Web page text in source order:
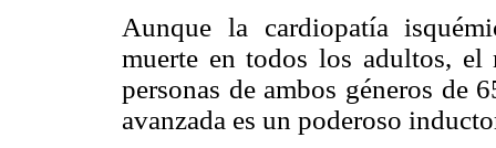
Aunque la cardiopatía
muerte en todos los adultos, el
personas de ambos géneros de
avanzada es un poderoso